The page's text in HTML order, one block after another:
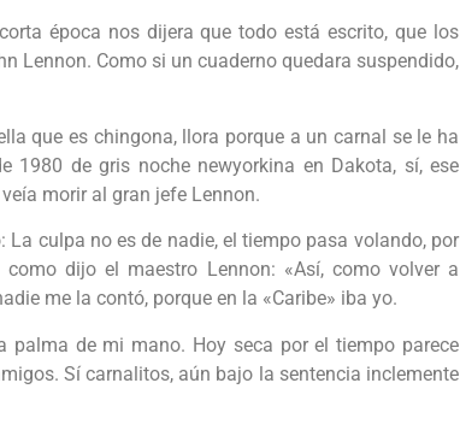
época nos dijera que todo está escrito, que los
Lennon. Como si un cuaderno quedara suspendido,
que es chingona, llora porque a un carnal se le ha
1980 de gris noche newyorkina en Dakota, sí, ese
morir al gran jefe Lennon.
culpa no es de nadie, el tiempo pasa volando, por
dijo el maestro Lennon: «Así, como volver a
me la contó, porque en la «Caribe» iba yo.
de mi mano. Hoy seca por el tiempo parece
Sí carnalitos, aún bajo la sentencia inclemente